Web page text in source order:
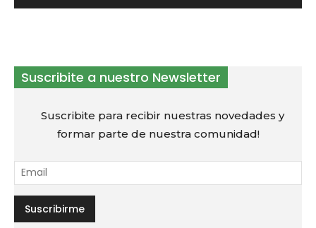
Suscribite a nuestro Newsletter
Suscribite para recibir nuestras novedades y
formar parte de nuestra comunidad!